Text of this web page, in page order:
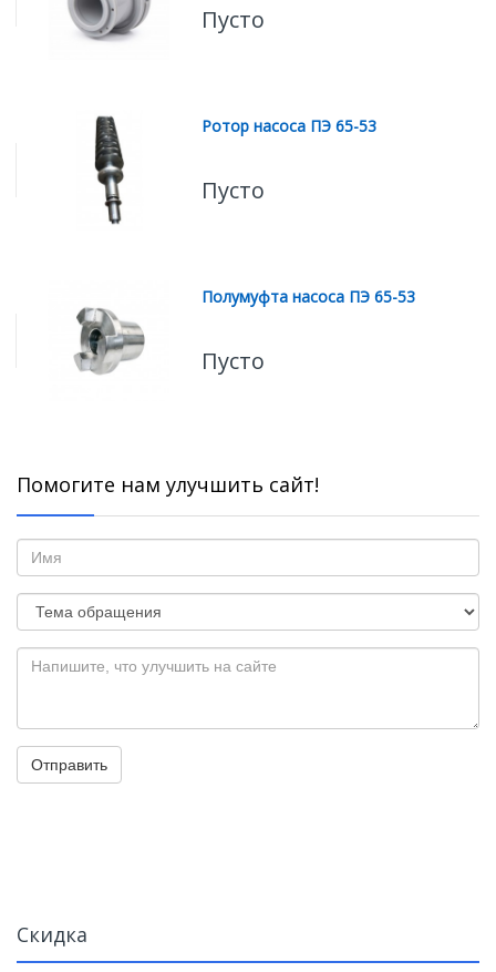
Пусто
Ротор насоса ПЭ 65-53
Пусто
Полумуфта насоса ПЭ 65-53
Пусто
Помогите нам улучшить сайт!
Отправить
Скидка